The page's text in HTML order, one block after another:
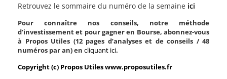
Retrouvez le sommaire du numéro de la semaine ici
Pour connaître nos conseils, notre méthode
d’investissement et pour gagner en Bourse, abonnez-vous
à Propos Utiles (12 pages d’analyses et de conseils / 48
numéros par an) en cliquant ici.
Copyright (c) Propos Utiles www.proposutiles.fr